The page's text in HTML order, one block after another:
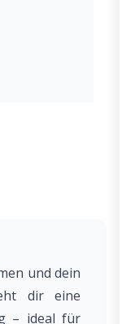
und dein
dir eine
– ideal für